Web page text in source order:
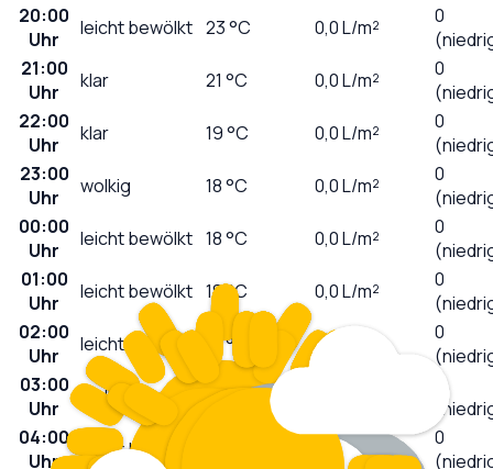
20:00
Uhr
leicht bewölkt 23°C 0,0L/m²
0
21:00
Uhr
klar 21 °C 0,0L/m²
0
22:00
Uhr
klar 19°C 0,0L/m²
0
23:00
Uhr
wolkig 18°C 0,0L/m²
0
00:00
Uhr
leicht bewölkt 18°C 0,0L/m²
0
01:00
Uhr
leicht bewölkt 18°C 0,0L/m²
0
02:00
Uhr
leicht bewölkt °C 0,0
0
03:00
Uhr
wolkig °C
04:00
Uhr
leicht bewölkt L/m²
0